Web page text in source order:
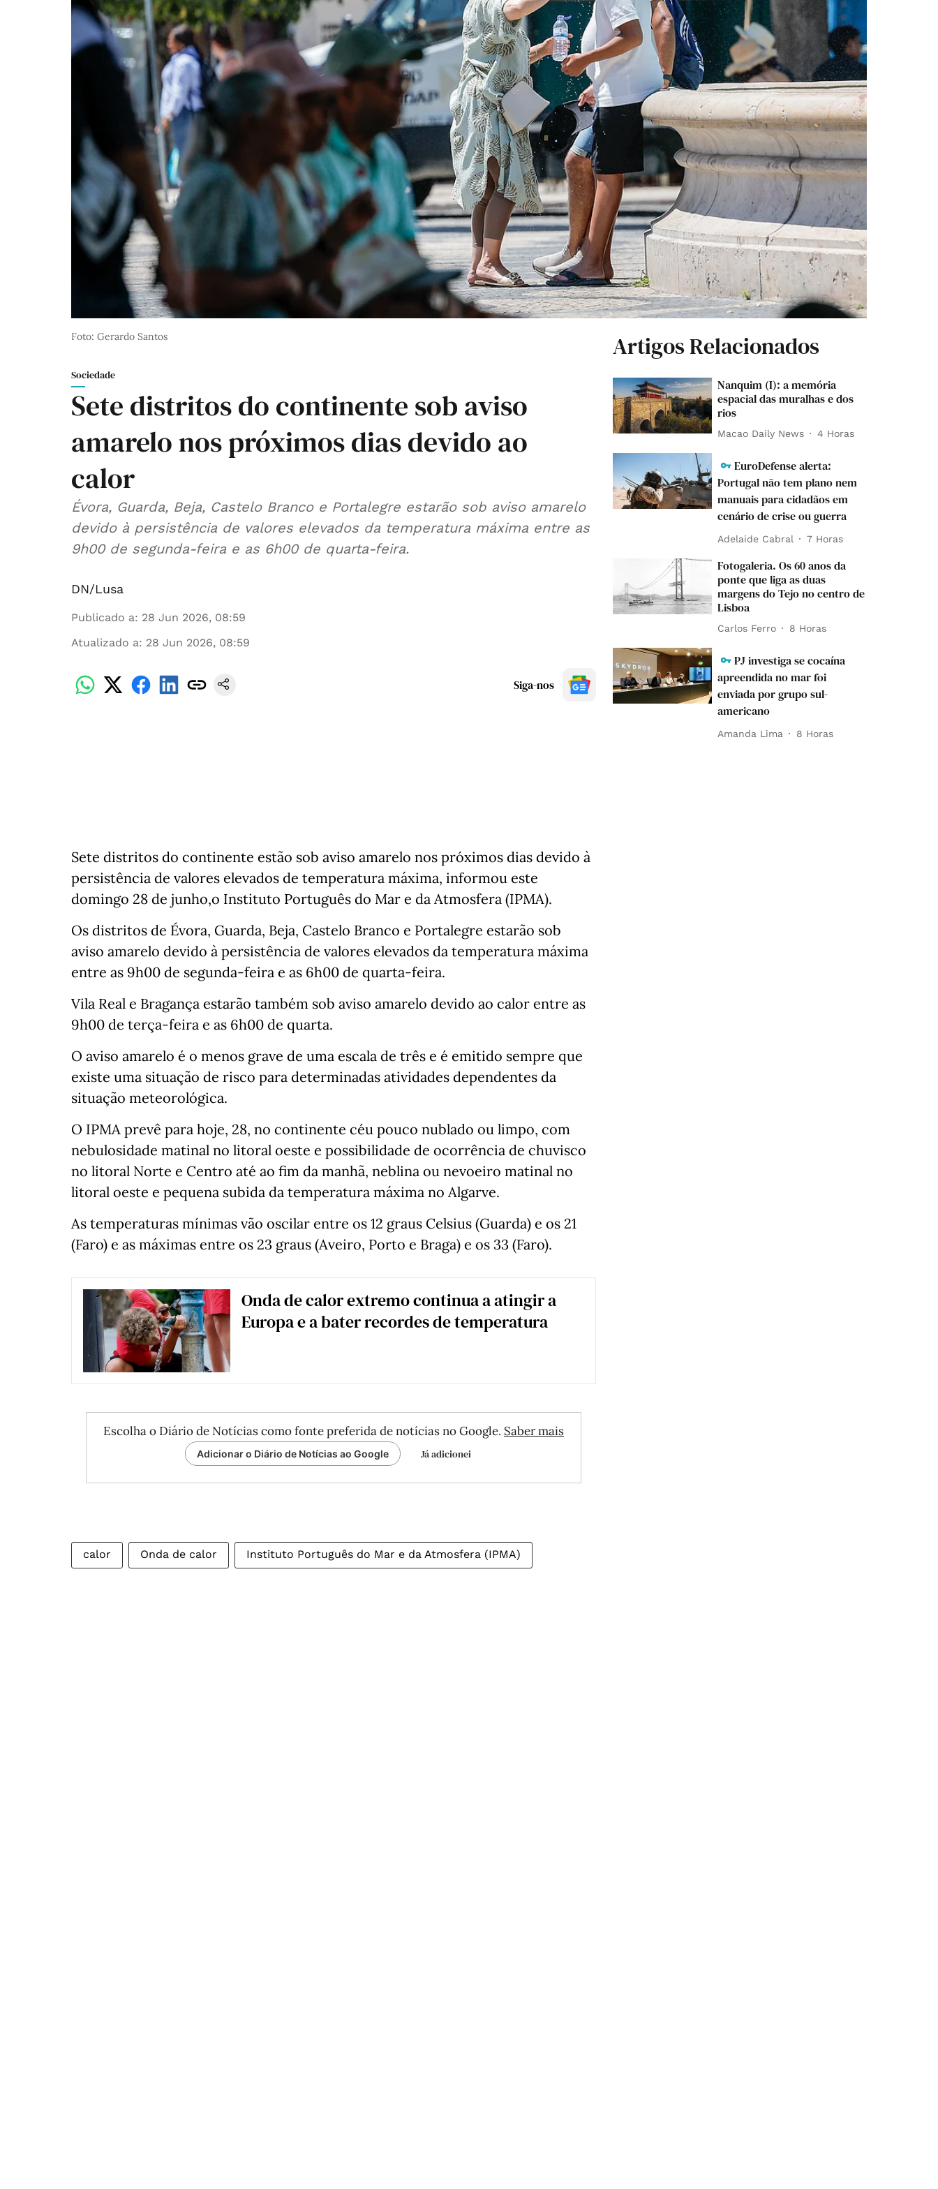
Foto: Gerardo Santos
Sociedade
Sete distritos do continente sob aviso
amarelo nos próximos dias devido ao
calor
Évora, Guarda, Beja, Castelo Branco e Portalegre estarão sob aviso amarelo
devido à persistência de valores elevados da temperatura máxima entre as
9h00 de segunda-feira e as 6h00 de quarta-feira.
DN/Lusa
Publicado a: 28 Jun 2026, 08:59
Atualizado a: 28 Jun 2026, 08:59
Siga-nos
Sete distritos do continente estão sob aviso amarelo nos próximos dias devido à
persistência de valores elevados de temperatura máxima, informou este
domingo 28 de junho,o Instituto Português do Mar e da Atmosfera (IPMA).
Os distritos de Évora, Guarda, Beja, Castelo Branco e Portalegre estarão sob
aviso amarelo devido à persistência de valores elevados da temperatura máxima
entre as 9h00 de segunda-feira e as 6h00 de quarta-feira.
Vila Real e Bragança estarão também sob aviso amarelo devido ao calor entre as
9h00 de terça-feira e as 6h00 de quarta.
O aviso amarelo é o menos grave de uma escala de três e é emitido sempre que
existe uma situação de risco para determinadas atividades dependentes da
situação meteorológica.
O IPMA prevê para hoje, 28, no continente céu pouco nublado ou limpo, com
nebulosidade matinal no litoral oeste e possibilidade de ocorrência de chuvisco
no litoral Norte e Centro até ao fim da manhã, neblina ou nevoeiro matinal no
litoral oeste e pequena subida da temperatura máxima no Algarve.
As temperaturas mínimas vão oscilar entre os 12 graus Celsius (Guarda) e os 21
(Faro) e as máximas entre os 23 graus (Aveiro, Porto e Braga) e os 33 (Faro).
Onda de calor extremo continua a atingir a
Europa e a bater recordes de temperatura
Escolha o Diário de Notícias como fonte preferida de notícias no Google. Saber mais
Adicionar o Diário de Notícias ao Google Já adicionei
calor Onda de calor Instituto Português do Mar e da Atmosfera (IPMA)
Artigos Relacionados
Nanquim (I): a memória
espacial das muralhas e dos
rios
Macao Daily News 4 Horas
EuroDefense alerta:
Portugal não tem plano nem
manuais para cidadãos em
cenário de crise ou guerra
Adelaide Cabral 7 Horas
Fotogaleria. Os 60 anos da
ponte que liga as duas
margens do Tejo no centro de
Lisboa
Carlos Ferro 8 Horas
PJ investiga se cocaína
apreendida no mar foi
enviada por grupo sul-
americano
Amanda Lima 8 Horas